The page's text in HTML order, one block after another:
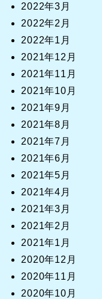
2022年3月
2022年2月
2022年1月
2021年12月
2021年11月
2021年10月
2021年9月
2021年8月
2021年7月
2021年6月
2021年5月
2021年4月
2021年3月
2021年2月
2021年1月
2020年12月
2020年11月
2020年10月